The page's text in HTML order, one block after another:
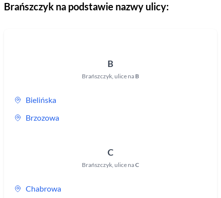
Brańszczyk na podstawie nazwy ulicy:
B
Brańszczyk, ulice na B
Bielińska
Brzozowa
C
Brańszczyk, ulice naC
Chabrowa